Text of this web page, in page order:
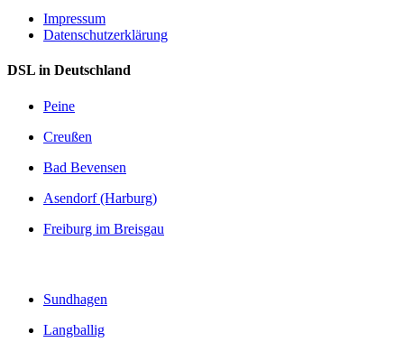
Impressum
Datenschutzerklärung
DSL in Deutschland
Peine
Creußen
Bad Bevensen
Asendorf (Harburg)
Freiburg im Breisgau
Sundhagen
Langballig